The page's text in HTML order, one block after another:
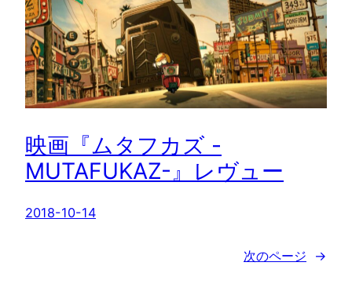
映画『ムタフカズ -
MUTAFUKAZ-』レヴュー
2018-10-14
次のページ →